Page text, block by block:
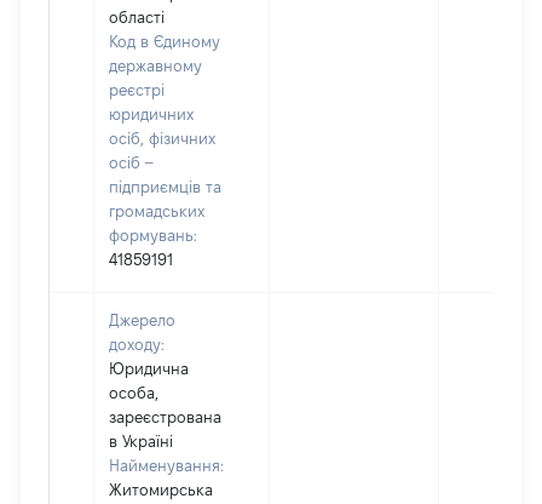
області
Код в Єдиному
державному
реєстрі
юридичних
осіб, фізичних
осіб –
підприємців та
громадських
формувань:
41859191
Джерело
доходу:
Юридична
особа,
зареєстрована
в Україні
Найменування:
Житомирська